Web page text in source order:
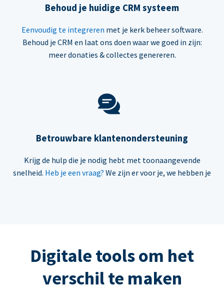
Behoud je huidige CRM systeem
Eenvoudig te integreren met je kerk beheer software.
Behoud je CRM en laat ons doen waar we goed in zijn:
meer donaties & collectes genereren.
Betrouwbare klantenondersteuning
Krijg de hulp die je nodig hebt met toonaangevende
snelheid. Heb je een vraag? We zijn er voor je, we hebben je
Digitale tools om het
verschil te maken